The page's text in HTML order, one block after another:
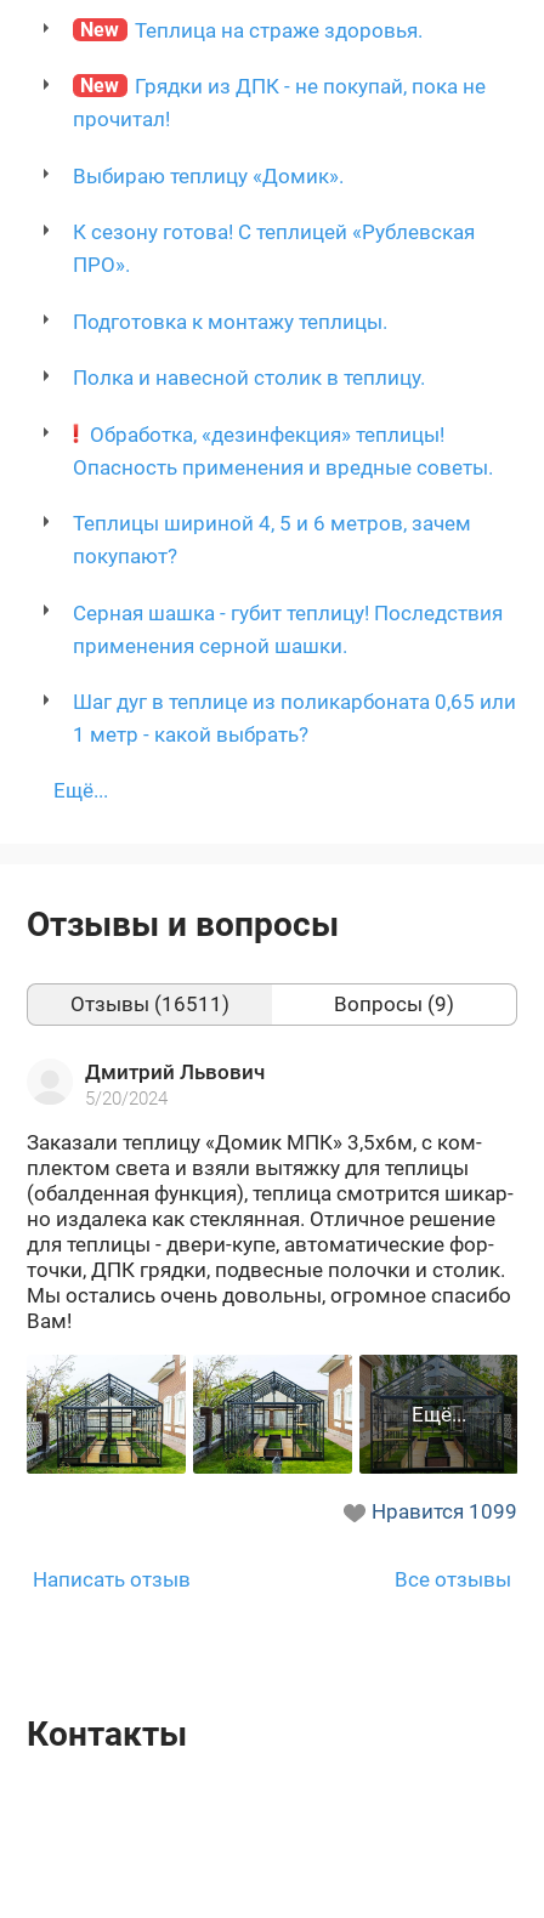
New Теплица на страже здоровья.
New
Грядки из ДПК - не покупай, пока не
прочитал!
Выбираю теплицу «Домик».
К сезону готова! С теплицей «Рублевская
ПРО».
Подготовка к монтажу теплицы.
Полка и навесной столик в теплицу.
Обработка, «дезинфекция» теплицы!
Опасность применения и вредные советы.
Теплицы шириной 4, 5 и 6 метров, зачем
покупают?
Серная шашка - губит теплицу! Последствия
применения серной шашки.
Шаг дуг в теплице из поликарбоната 0,65 или
1 метр - какой выбрать?
Ещё...
Отзывы и вопросы
Отзывы (16511) Вопросы (9)
Дмитрий Львович
5/20/2024
За­ка­за­ли теп­ли­цу «Домик МПК» 3,5х6м, с ком­
плек­том света и взяли вы­тяж­ку для теп­ли­цы
(обал­ден­ная функ­ция), теп­ли­ца смот­рит­ся ши­кар­
но из­да­ле­ка как стек­лян­ная. От­лич­ное ре­ше­ние
для теп­ли­цы - двери-​купе, ав­то­ма­ти­че­ские фор­
точ­ки, ДПК гряд­ки, под­вес­ные по­лоч­ки и сто­лик.
Мы оста­лись очень до­воль­ны, огром­ное спа­си­бо
Вам!
Нравится 1099
Написать отзыв Все отзывы
Контакты